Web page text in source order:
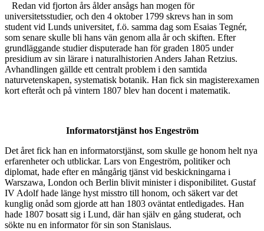
Redan vid fjorton års ålder ansågs han mogen för
universitetsstudier, och den 4 oktober 1799 skrevs han in som
student vid Lunds universitet, f.ö. samma dag som Esaias Tegnér,
som senare skulle bli hans vän genom alla år och skiften. Efter
grundläggande studier disputerade han för graden 1805 under
presidium av sin lärare i naturalhistorien Anders Jahan Retzius.
Avhandlingen gällde ett centralt problem i den samtida
naturvetenskapen, systematisk botanik. Han fick sin magisterexamen
kort efteråt och på vintern 1807 blev han docent i matematik.
Informatorstjänst hos Engeström
Det året fick han en informatorstjänst, som skulle ge honom helt nya
erfarenheter och utblickar. Lars von Engeström, politiker och
diplomat, hade efter en mångårig tjänst vid beskickningarna i
Warszawa, London och Berlin blivit minister i disponibilitet. Gustaf
IV Adolf hade länge hyst misstro till honom, och säkert var det
kunglig onåd som gjorde att han 1803 oväntat entledigades. Han
hade 1807 bosatt sig i Lund, där han själv en gång studerat, och
sökte nu en informator för sin son Stanislaus.